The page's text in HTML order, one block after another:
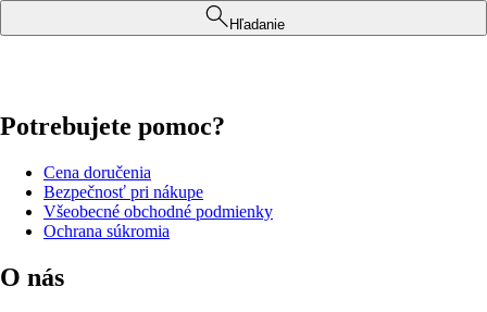
Hľadanie
Potrebujete pomoc?
Cena doručenia
Bezpečnosť pri nákupe
Všeobecné obchodné podmienky
Ochrana súkromia
O nás